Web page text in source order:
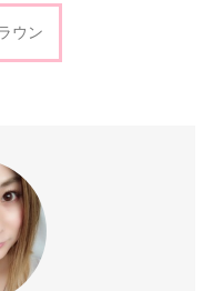
ウン